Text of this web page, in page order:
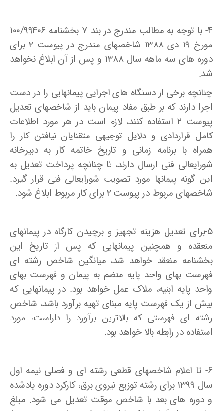
۴- با توجه به مطالب مندرج در بند ۷ بخشنامه ۱۰۰/۹۹۴۰۶
مورخ ۱۹ دی ۱۳۸۸ شاخصهای مندرج در پیوست ۲ برای
دوره های سه ماهه سال ۱۳۸۸ و پس از آن ابلاغ نخواهد
شد.
چنانچه برخی از دستگاه های اجرایی پیمانهایی را در دست
اجرا دارند که بر طبق مفاد پیمان باید از شاخصهای تعدیل
پیوست ۲ استفاده کنند، لازم است در هر مورد اطلاعات
کامل قراردادی و دلایل توجیهی متقنایان نیافتن کار را
همراه با برنامه زمانی و تاریخ خاتمه کار به دبیرخانه
شورایعالی فنی ارسال دارند، تا چنانچه پرداخت تعدیل به
این گونه پیمانها مورد تصویب شورایعالی فنی قرار گیرد.
شاخصهای مربوط در پیوست ۲ برای کار مربوط ابلاغ شود.
۵-برای تعدیل هزینه تجهیز و برچیدن کارگاه در پیمانهای
منعقده و همچنین پیمانهایی که پس از تاریخ این
بخشنامه منعقد خواهد شد، میانگین شاخص رشته ای
فهرست بهای واحد پایه منضم به پیمان و فهرست بهای
واحد پایه ابنیه، ملاک عمل خواهد بود. در پیمانهایی که
بیش از یک فهرست پایه مبنای تهیه برآورد باشد، شاخص
رشته ای فهرستی که بالاترین برآورد را داراست، مورد
استفاده در رابطه بالا خواهد بود.
۶- تا اعلام شاخصهای قطعی رشته ای و فصلی نیمه اول
سال ۱۳۹۹ برای رشته توزیع نیروی برق، کارکرد دوره یادشده
و دوره های بعد با شاخص موقت تعدیل می شود. مبلغ